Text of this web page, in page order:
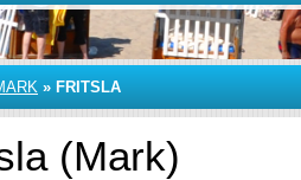
» FRITSLA
(Mark)